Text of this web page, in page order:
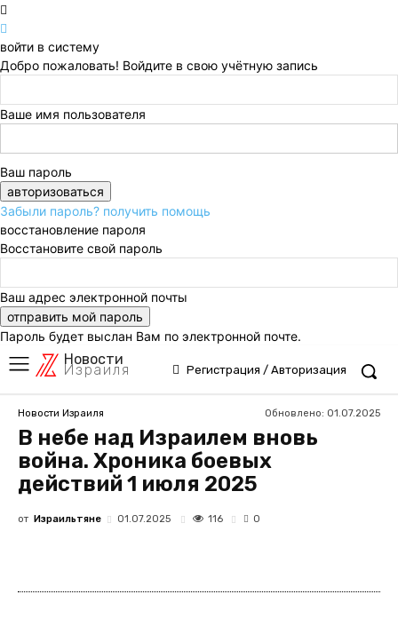
войти в систему
Добро пожаловать! Войдите в свою учётную запись
Ваше имя пользователя
Ваш пароль
Забыли пароль? получить помощь
восстановление пароля
Восстановите свой пароль
Ваш адрес электронной почты
Пароль будет выслан Вам по электронной почте.
Новости
Израиля Регистрация / Авторизация
Новости Израиля Обновлено: 01.07.2025
В небе над Израилем вновь
война. Хроника боевых
действий 1 июля 2025
от Израильтяне 01.07.2025 116 0